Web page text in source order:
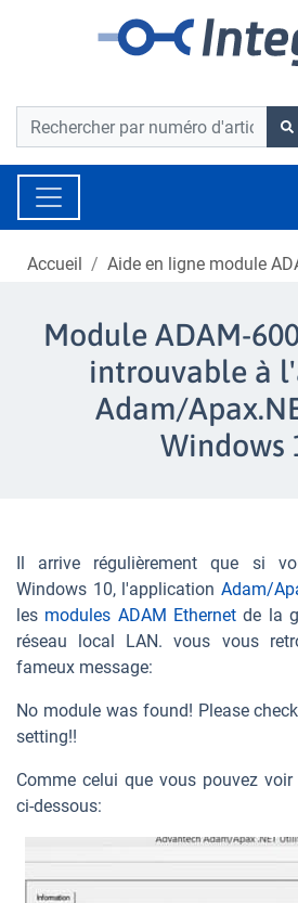
Barre de recherche
Barre de recherche
Accueil Aide en ligne module
Module ADAM-
introuvable à
Adam/
Windows
Il arrive régulièrement que si
Windows 10, l'application Adam/
les modules ADAM Ethernet de la
réseau local LAN. vous vous
fameux message:
No module was found! Please
setting!!
Comme celui que vous pouvez
ci-dessous: